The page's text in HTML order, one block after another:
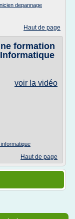
depannage
Haut de page
formation
voir la vidéo
Haut de page